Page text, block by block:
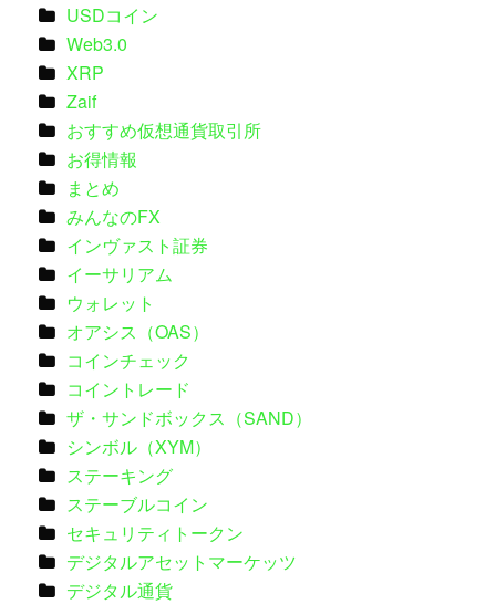
USDコイン
Web3.0
XRP
Zaif
おすすめ仮想通貨取引所
お得情報
まとめ
みんなのFX
インヴァスト証券
イーサリアム
ウォレット
オアシス（OAS）
コインチェック
コイントレード
ザ・サンドボックス（SAND）
シンボル（XYM）
ステーキング
ステーブルコイン
セキュリティトークン
デジタルアセットマーケッツ
デジタル通貨